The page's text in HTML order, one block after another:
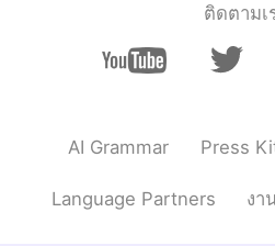
EN KR
Tack
I like your smile
ติดตามเ
AI Grammar Press
Language Partners งา